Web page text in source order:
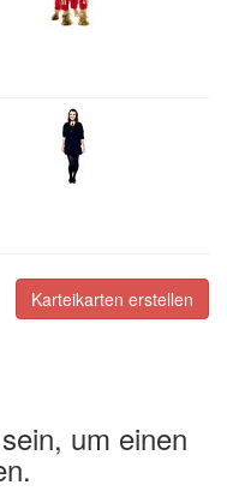
Karteikarten erstellen
um einen